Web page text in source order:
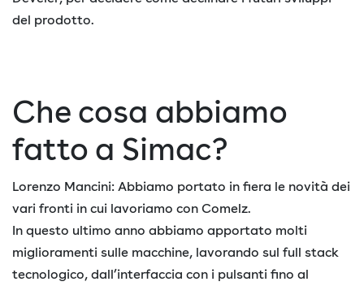
del prodotto.
Che cosa abbiamo
fatto a Simac?
Lorenzo Mancini: Abbiamo portato in fiera le novità dei
vari fronti in cui lavoriamo con Comelz.
In questo ultimo anno abbiamo apportato molti
miglioramenti sulle macchine, lavorando sul full stack
tecnologico, dall’interfaccia con i pulsanti fino al